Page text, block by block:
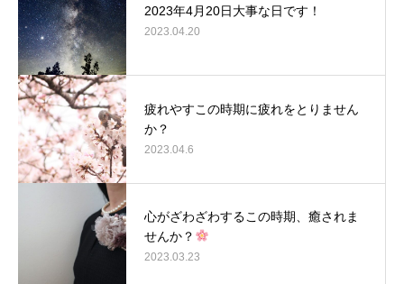
2023年4月20日大事な日です！
2023.04.20
疲れやすこの時期に疲れをとりません
か？
2023.04.6
心がざわざわするこの時期、癒されま
せんか？
2023.03.23